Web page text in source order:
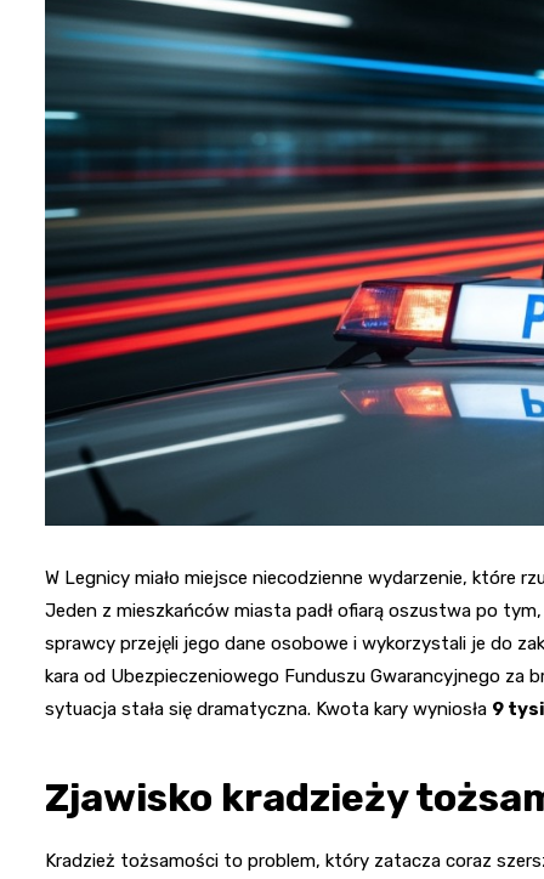
W Legnicy miało miejsce niecodzienne wydarzenie, które
Jeden z mieszkańców miasta padł ofiarą oszustwa po
sprawcy przejęli jego dane osobowe i wykorzystali je do
kara od Ubezpieczeniowego Funduszu Gwarancyjnego za
sytuacja stała się dramatyczna. Kwota kary wyniosła 9
Zjawisko kradzieży
Kradzież tożsamości to problem, który zatacza coraz